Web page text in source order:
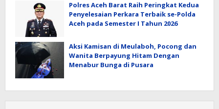
Polres Aceh Barat Raih Peringkat Kedua
Penyelesaian Perkara Terbaik se-Polda
Aceh pada Semester I Tahun 2026
Aksi Kamisan di Meulaboh, Pocong dan
Wanita Berpayung Hitam Dengan
Menabur Bunga di Pusara